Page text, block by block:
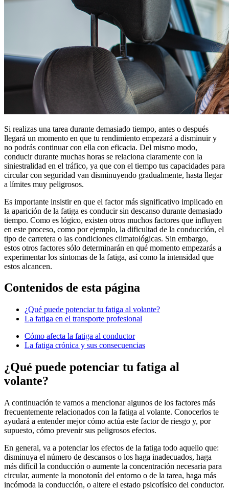
Si realizas una tarea durante demasiado tiempo, antes o después
llegará un momento en que tu rendimiento empezará a disminuir y
no podrás continuar con ella con eficacia. Del mismo modo,
conducir durante muchas horas se relaciona claramente con la
siniestralidad en el tráfico, ya que con el tiempo tus capacidades para
circular con seguridad van disminuyendo gradualmente, hasta llegar
a límites muy peligrosos.
Es importante insistir en que el factor más significativo implicado en
la aparición de la fatiga es conducir sin descanso durante demasiado
tiempo. Como es lógico, existen otros muchos factores que influyen
en este proceso, como por ejemplo, la dificultad de la conducción, el
tipo de carretera o las condiciones climatológicas. Sin embargo,
estos otros factores sólo determinarán en qué momento empezarás a
experimentar los síntomas de la fatiga, así como la intensidad que
estos alcancen.
Contenidos de esta página
¿Qué puede potenciar tu fatiga al volante?
La fatiga en el transporte profesional
Cómo afecta la fatiga al conductor
La fatiga crónica y sus consecuencias
¿Qué puede potenciar tu fatiga al
volante?
A continuación te vamos a mencionar algunos de los factores más
frecuentemente relacionados con la fatiga al volante. Conocerlos te
ayudará a entender mejor cómo actúa este factor de riesgo y, por
supuesto, cómo prevenir sus peligrosos efectos.
En general, va a potenciar los efectos de la fatiga todo aquello que:
disminuya el número de descansos o los haga inadecuados, haga
más difícil la conducción o aumente la concentración necesaria para
circular, aumente la monotonía del entorno o de la tarea, haga más
incómoda la conducción, o altere el estado psicofísico del conductor.